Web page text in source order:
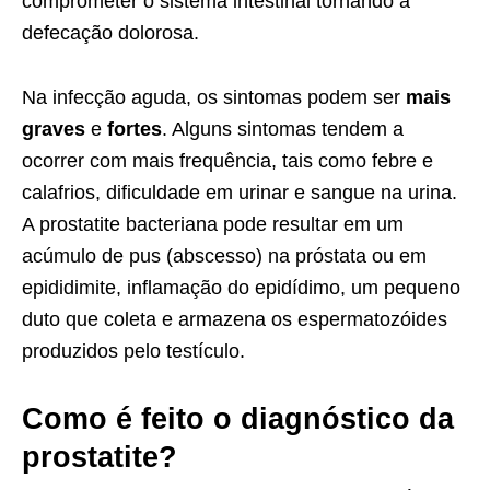
defecação dolorosa.
Na infecção aguda, os sintomas podem ser mais
graves e fortes. Alguns sintomas tendem a
ocorrer com mais frequência, tais como febre e
calafrios, dificuldade em urinar e sangue na urina.
A prostatite bacteriana pode resultar em um
acúmulo de pus (abscesso) na próstata ou em
epididimite, inflamação do epidídimo, um pequeno
duto que coleta e armazena os espermatozóides
produzidos pelo testículo.
Como é feito o diagnóstico da
prostatite?